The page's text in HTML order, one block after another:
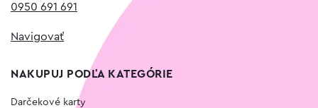
0950 691 691
Navigovať
NAKUPUJ PODĽA KATEGÓRIE
Darčekové karty